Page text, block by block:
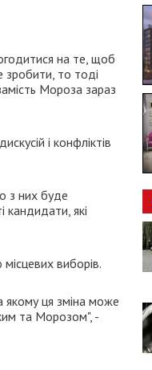
на те, щоб
зробити, то тоді
Мороза зараз
і конфліктів
з них буде
кандидати, які
виборів.
якому ця зміна може
та Морозом", -